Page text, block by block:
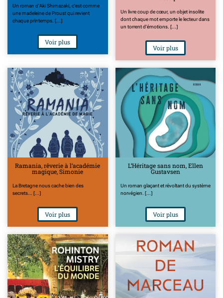
Un roman d'Aki Shimazaki, c'est comme
une madeleine de Proust qui revient
chaque printemps. [...]
Voir plus
Un livre coup de cœur, un objet insolite
dont chaque mot emporte le lecteur dans
un torrent d’émotions. [...]
Voir plus
Ramania, rêverie à l’académie
magique, Simonie
La Bretagne nous cache bien des
secrets... [...]
Voir plus
L’Héritage sans nom, Ellen
Gustavsen
Un roman glaçant et révoltant du système
norvégien. [...]
Voir plus